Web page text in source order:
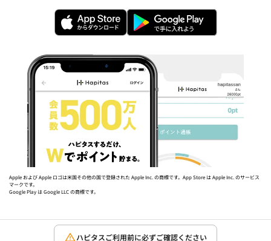
Apple および Apple ロゴは米国その他の国で登録された Apple Inc. の商標です。App Store は Apple Inc. のサービス
マークです。
Google Play は Google LLC の商標です。
ハピタスご利用前に必ずご確認ください